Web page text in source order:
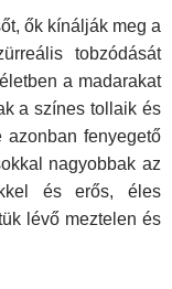
ők kínálják meg a
tobzódását
a madarakat
a színes tollaik és
fenyegető
nagyobbak az
és erős, éles
lévő meztelen és